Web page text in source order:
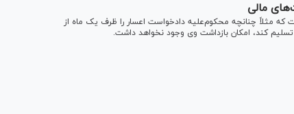
مالی
مثلاً چنانچه محکوم‌علیه دادخواست اعسار را ظرف یک ماه از
تسلیم کند، امکان بازداشت وی وجود نخواهد داشت.